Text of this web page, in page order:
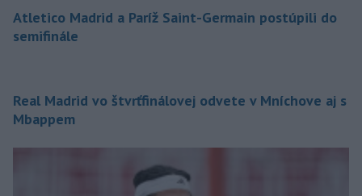
Atletico Madrid a Paríž Saint-Germain postúpili do
semifinále
Real Madrid vo štvrťfinálovej odvete v Mníchove aj s
Mbappem